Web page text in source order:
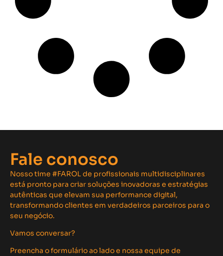
Fale conosco
Nosso time #FAROL de profissionais multidisciplinares
está pronto para criar soluções inovadoras e estratégias
autênticas que elevam sua performance digital,
transformando clientes em verdadeiros parceiros para o
seu negócio.
Vamos conversar?
Preencha o formulário ao lado e nossa equipe de